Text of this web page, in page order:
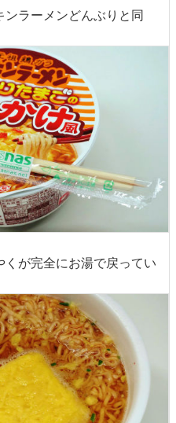
ラーメンどんぶりと同
が完全にお湯で戻ってい